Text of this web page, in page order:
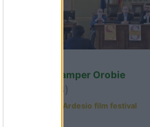
Area Sosta Camper Orobie
(BG)
Sacrae Scenae - Ardesio film festival